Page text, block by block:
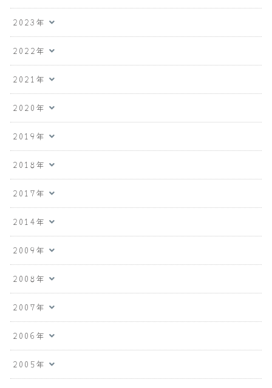
2023年
2022年
2021年
2020年
2019年
2018年
2017年
2014年
2009年
2008年
2007年
2006年
2005年